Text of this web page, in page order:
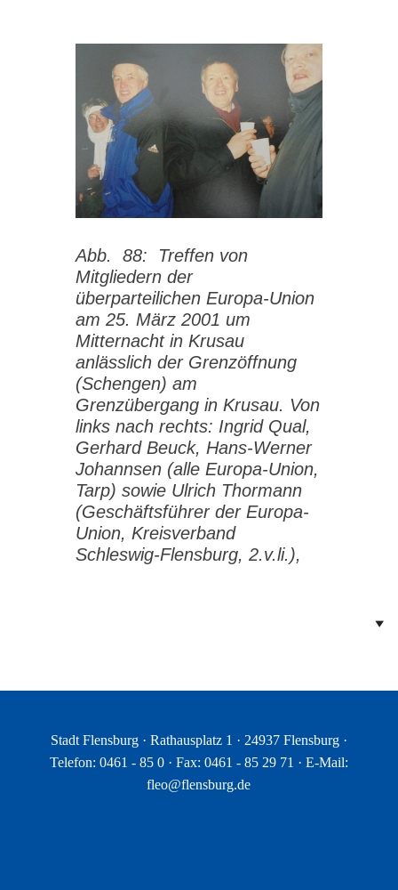
Abb. 88: Treffen von
Mitgliedern der
überparteilichen Europa-Union
am 25. März 2001 um
Mitternacht in Krusau
anlässlich der Grenzöffnung
(Schengen) am
Grenzübergang in Krusau. Von
links nach rechts: Ingrid Qual,
Gerhard Beuck, Hans-Werner
Johannsen (alle Europa-Union,
Tarp) sowie Ulrich Thormann
(Geschäftsführer der Europa-
Union, Kreisverband
Schleswig-Flensburg, 2.v.li.),
Stadt Flensburg · Rathausplatz 1 · 24937 Flensburg ·
Telefon: 0461 - 85 0 · Fax: 0461 - 85 29 71 · E-Mail:
fleo@flensburg.de